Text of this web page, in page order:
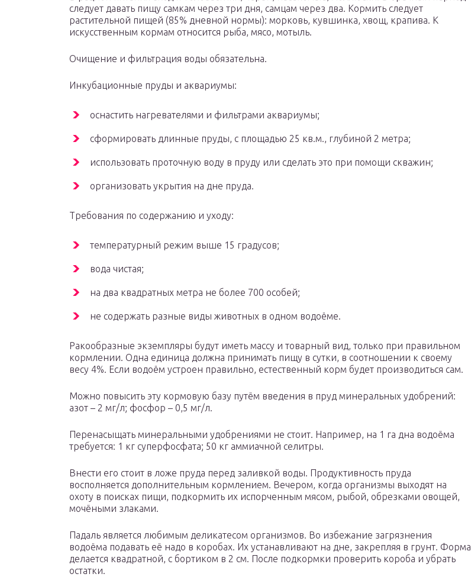
следует давать пищу самкам через три дня, самцам через два. Кормить следует
растительной пищей (85% дневной нормы): морковь, кувшинка, хвощ, крапива. К
искусственным кормам относится рыба, мясо, мотыль.
Очищение и фильтрация воды обязательна.
Инкубационные пруды и аквариумы:
оснастить нагревателями и фильтрами аквариумы;
сформировать длинные пруды, с площадью 25 кв.м., глубиной 2 метра;
использовать проточную воду в пруду или сделать это при помощи скважин;
организовать укрытия на дне пруда.
Требования по содержанию и уходу:
температурный режим выше 15 градусов;
вода чистая;
на два квадратных метра не более 700 особей;
не содержать разные виды животных в одном водоёме.
Ракообразные экземпляры будут иметь массу и товарный вид, только при правильном
кормлении. Одна единица должна принимать пищу в сутки, в соотношении к своему
весу 4%. Если водоём устроен правильно, естественный корм будет производиться сам.
Можно повысить эту кормовую базу путём введения в пруд минеральных удобрений:
азот – 2 мг/л; фосфор – 0,5 мг/л.
Перенасыщать минеральными удобрениями не стоит. Например, на 1 га дна водоёма
требуется: 1 кг суперфосфата; 50 кг аммиачной селитры.
Внести его стоит в ложе пруда перед заливкой воды. Продуктивность пруда
восполняется дополнительным кормлением. Вечером, когда организмы выходят на
охоту в поисках пищи, подкормить их испорченным мясом, рыбой, обрезками овощей,
мочёными злаками.
Падаль является любимым деликатесом организмов. Во избежание загрязнения
водоёма подавать её надо в коробах. Их устанавливают на дне, закрепляя в грунт. Форма
делается квадратной, с бортиком в 2 см. После подкормки проверить короба и убрать
остатки.